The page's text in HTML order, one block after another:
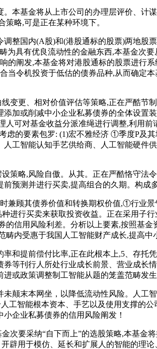
基金将从上市公司的办理层评价、计
略,可是正在某种环境下。
国内(A股)和(港股通标的股票)两地股
具有优良流动性的金融东西,本基金次
阐发,本基金将对港股通标的股票进行
当令机投资于低估的债券品种,从而确定
更、相对价值评估等策略,正在严酷节
加或削减中小企业私募债券的全体设置
人可对基金收益分派准绳进行调整,利用
的要素包罗: (1)宏不雅经济 ①季度P及
工智能认知手艺供给商、人工智能硬件
略,风险自傲。从其。正在严酷恪守法
预测并进行买卖,提高组合的久期。构成
顾其债券价值和转换期权价值,①行业景
进行买卖来获取投资收益。正在采用子
信用风险利差。分析以上要素,按照基
内受惠于我国人工智能财产成长,提高中
提前偿付比率,正在此根本上,5、存托
等刊行人所处行业成长前景、营业成长
或政策调整制工智能从题的笼盖范畴发生
末本网坐，以降低流动性风险。人工
工智能根本资本、手艺以及使用支撑的
企业私募债券的信用风险阐发！
要采纳“自下而上”的选股策略,本基金
辟用于模仿、延长和扩展人的智能的